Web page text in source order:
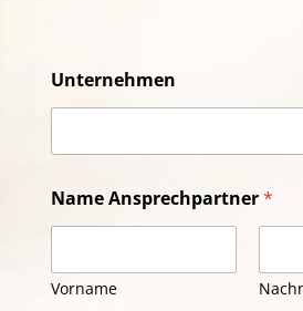
Unternehmen
Name Ansprechpartner*
Vorname